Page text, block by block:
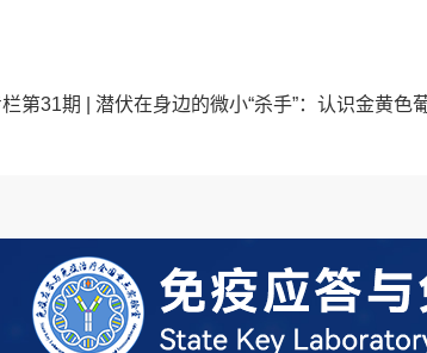
第31期 | 潜伏在身边的微小“杀手”：认识金黄色